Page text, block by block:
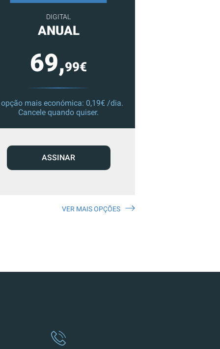
DIGITAL
ANUAL
69,99€
mais económica: 0,19€ /dia.
Cancele quando quiser.
ASSINAR
VER MAIS OPÇÕES